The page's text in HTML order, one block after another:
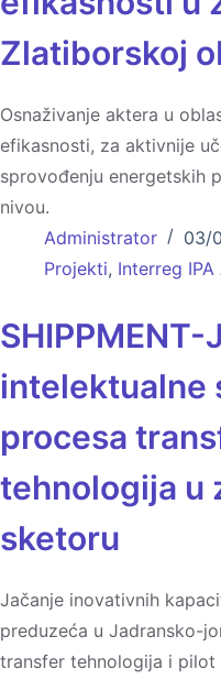
Zlatiborskoj
Osnaživanje aktera u
efikasnosti, za aktivnije
sprovođenju energetskih
nivou.
Administrator
03/
Projekti, Interreg IPA
intelektualne
procesa
tehnologija u
sketoru
Jačanje inovativnih
preduzeća u Jadransko-
transfer tehnologija i